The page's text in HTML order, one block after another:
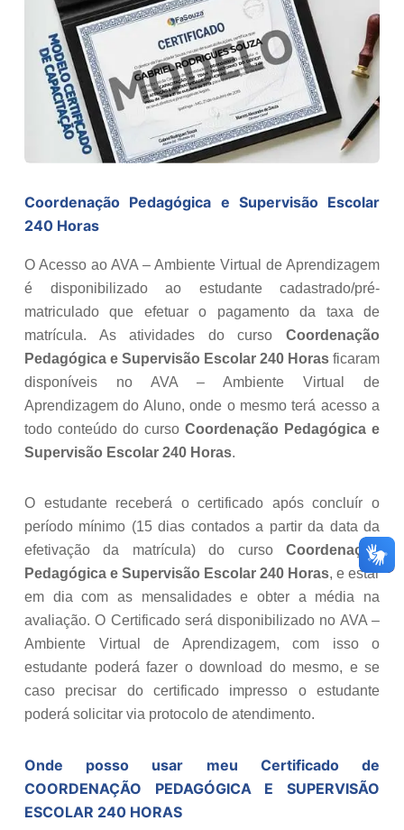
Coordenação Pedagógica e Supervisão Escolar
240 Horas
O Acesso ao AVA – Ambiente Virtual de Aprendizagem
é disponibilizado ao estudante cadastrado/pré-
matriculado que efetuar o pagamento da taxa de
matrícula. As atividades do curso Coordenação
Pedagógica e Supervisão Escolar 240 Horas ficaram
disponíveis no AVA – Ambiente Virtual de
Aprendizagem do Aluno, onde o mesmo terá acesso a
todo conteúdo do curso Coordenação Pedagógica e
Supervisão Escolar 240 Horas.
O estudante receberá o certificado após concluír o
período mínimo (15 dias contados a partir da data da
efetivação da matrícula) do curso Coordenação
Pedagógica e Supervisão Escolar 240 Horas, e estar
em dia com as mensalidades e obter a média na
avaliação. O Certificado será disponibilizado no AVA –
Ambiente Virtual de Aprendizagem, com isso o
estudante poderá fazer o download do mesmo, e se
caso precisar do certificado impresso o estudante
poderá solicitar via protocolo de atendimento.
Onde posso usar meu Certificado de
COORDENAÇÃO PEDAGÓGICA E SUPERVISÃO
ESCOLAR 240 HORAS